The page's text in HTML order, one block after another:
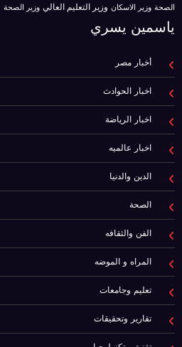
الصحة وزير الاسكان وزير التعليم العالي وزير الصحة
ياسمين يسري
أخبار مصر
اخبار الحوادث
اخبار الرياضة
اخبار عالميه
الدين والدنيا
الصحة
الفن والثقافه
المراه و الموضه
تعليم وجامعات
تقارير وتحقيقات